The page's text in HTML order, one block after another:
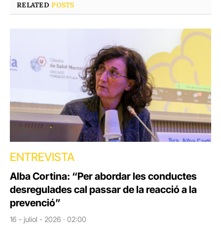
RELATEDPOSTS
ENTREVISTA
Alba Cortina: “Per abordar les conductes
desregulades cal passar de la reacció a la
prevenció”
16 - juliol - 2026 · 02:00